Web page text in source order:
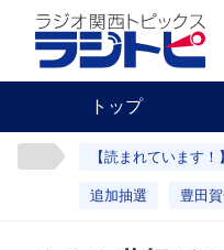
トップ
【読まれています！】
追加抽選 豊田